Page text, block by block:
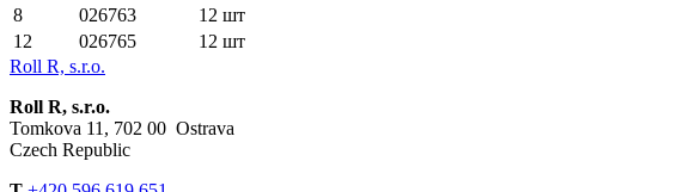
8
026763
12 шт
12
026765
12 шт
Roll R, s.r.o.
Roll R, s.r.o.
Tomkova 11, 702 00 Ostrava
Czech Republic